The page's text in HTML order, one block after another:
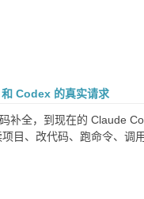
Codex 的真实请求
补全，到现在的 Claude
目、改代码、跑命令、调